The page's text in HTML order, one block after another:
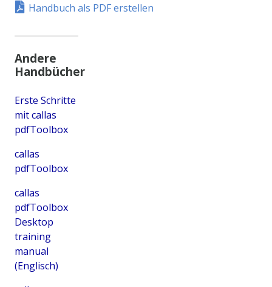
Handbuch als PDF erstellen
Andere
Handbücher
Erste Schritte
mit callas
pdfToolbox
callas
pdfToolbox
callas
pdfToolbox
Desktop
training
manual
(Englisch)